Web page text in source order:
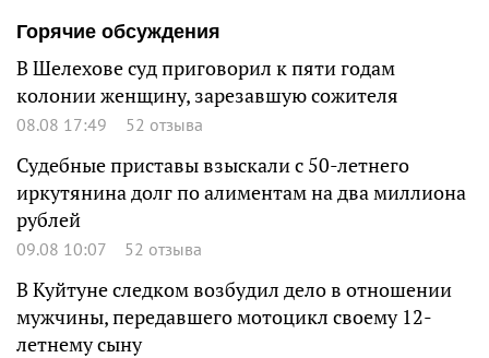
Горячие обсуждения
В Шелехове суд приговорил к пяти годам
колонии женщину, зарезавшую сожителя
08.08 17:49 52 отзыва
Судебные приставы взыскали с 50-летнего
иркутянина долг по алиментам на два миллиона
рублей
09.08 10:07 52 отзыва
В Куйтуне следком возбудил дело в отношении
мужчины, передавшего мотоцикл своему 12-
летнему сыну